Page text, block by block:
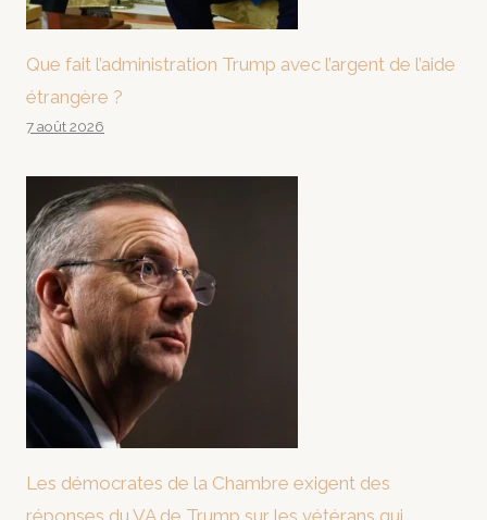
Que fait l’administration Trump avec l’argent de l’aide
étrangère ?
7 août 2026
Les démocrates de la Chambre exigent des